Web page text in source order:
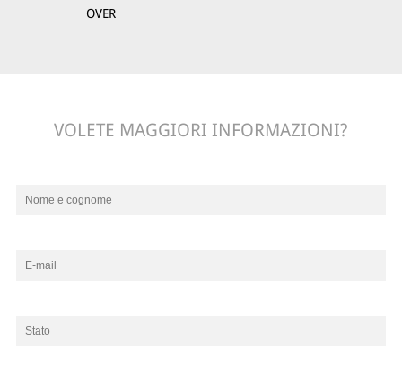
OVER
VOLETE MAGGIORI INFORMAZIONI?